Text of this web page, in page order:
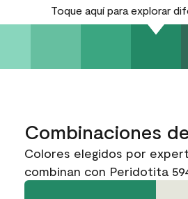
Toque aquí para explorar
Combinaciones
Colores elegidos por
combinan con Peridotita